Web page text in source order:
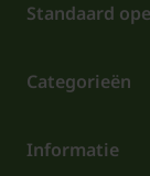
Standaard
Categorieën
Informatie